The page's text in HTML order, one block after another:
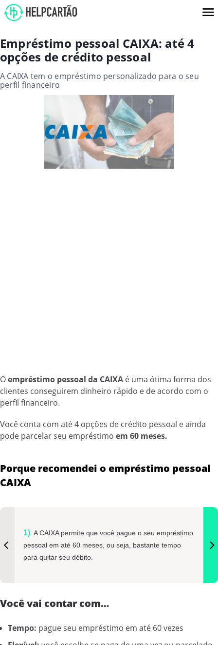
Empréstimo pessoal CAIXA: até 4
opções de crédito pessoal
A CAIXA tem o empréstimo personalizado para o seu
perfil financeiro
Oempréstimo pessoal da CAIXA é uma ótima forma dos
clientes conseguirem dinheiro rápido e de acordo com o
perfil financeiro.
Você conta com até 4 opções de crédito pessoal e ainda
pode parcelar seu empréstimo em 60 meses.
Porque recomendei o empréstimo pessoal
CAIXA
A CAIXA permite que você pague o seu empréstimo
pessoal em até 60 meses, ou seja, bastante tempo
para quitar seu débito.
Você vai contar com…
Tempo: pague seu empréstimo em até 60 vezes